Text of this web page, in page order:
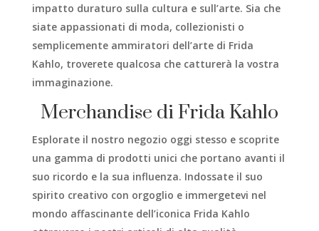
impatto duraturo sulla cultura e sull’arte. Sia che
siate appassionati di moda, collezionisti o
semplicemente ammiratori dell’arte di Frida
Kahlo, troverete qualcosa che catturerà la vostra
immaginazione.
Merchandise di Frida Kahlo
Esplorate il nostro negozio oggi stesso e scoprite
una gamma di prodotti unici che portano avanti il
suo ricordo e la sua influenza. Indossate il suo
spirito creativo con orgoglio e immergetevi nel
mondo affascinante dell’iconica Frida Kahlo